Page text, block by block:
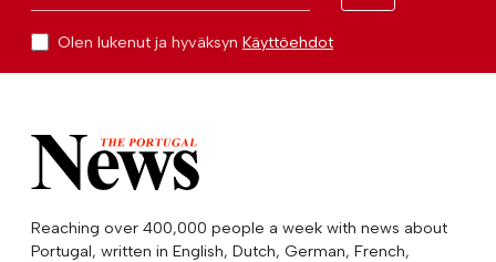
Olen lukenut ja hyväksyn Käyttöehdot
Reaching over 400,000 people a week with news about
Portugal, written in English, Dutch, German, French,